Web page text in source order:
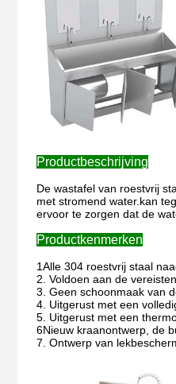
Productbeschrijving
De wastafel van roestvrij
met stromend water.kan
ervoor te zorgen dat de
Productkenmerken
1Alle 304 roestvrij staal
2. Voldoen aan de
3. Geen schoonmaak van
4. Uitgerust met een
5. Uitgerust met een
6Nieuw kraanontwerp, de
7. Ontwerp van